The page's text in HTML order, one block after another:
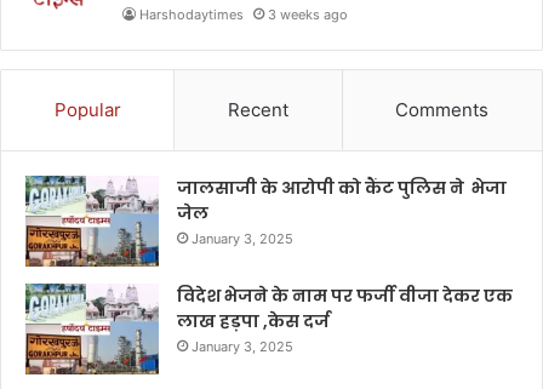
Harshodaytimes 3 weeks ago
Popular Recent Comments
जालसाजी के आरोपी को कैंट पुलिस ने भेजा
जेल
January 3, 2025
विदेश भेजने के नाम पर फर्जी वीजा देकर एक
लाख हड़पा ,केस दर्ज
January 3, 2025